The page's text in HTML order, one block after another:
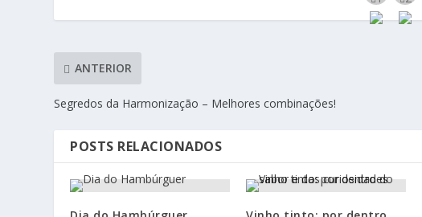
ANTERIOR
Segredos da Harmonização – Melhores combinações!
POSTS RELACIONADOS